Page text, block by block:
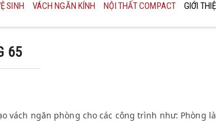
SINH VÁCH NGĂN KÍNH NỘI THẤT COMPACT GIỚI
65
vách ngăn phòng cho các công trình như: Phòng